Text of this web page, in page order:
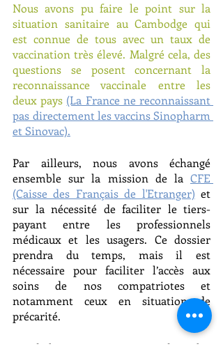
Nous avons pu faire le point sur la
situation sanitaire au Cambodge qui
est connue de tous avec un taux de
vaccination très élevé. Malgré cela, des
questions se posent concernant la
reconnaissance vaccinale entre les
deux pays (La France ne reconnaissant
pas directement les vaccins Sinopharm
et Sinovac).
Par ailleurs, nous avons échangé
ensemble sur la mission de la CFE
(Caisse des Français de l'Etranger) et
sur la nécessité de faciliter le tiers-
payant entre les professionnels
médicaux et les usagers. Ce dossier
prendra du temps, mais il est
nécessaire pour faciliter l’accès aux
soins de nos compatriotes et
notamment ceux en situation de
précarité.
Ce dialogue se poursuivra dans les